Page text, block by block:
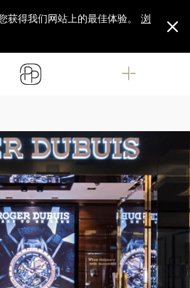
浏
获得我们网站上的最佳体验。
浏